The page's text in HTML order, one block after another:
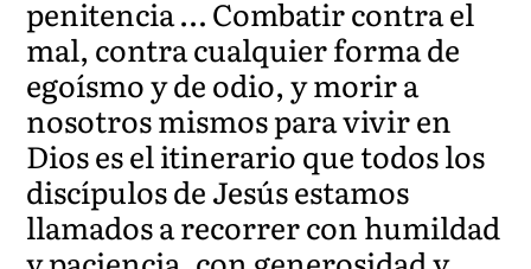
penitencia … Combatir contra el
mal, contra cualquier forma de
egoísmo y de odio, y morir a
nosotros mismos para vivir en
Dios es el itinerario que todos los
discípulos de Jesús estamos
llamados a recorrer con humildad